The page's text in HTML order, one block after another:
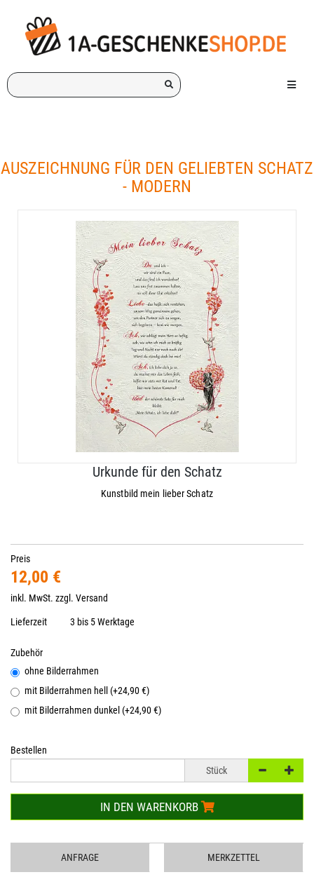
Ich
suche
Menü
AUSZEICHNUNG FÜR DEN GELIEBTEN SCHATZ
- MODERN
Urkunde für den Schatz
Kunstbild mein lieber Schatz
Preis
12,00 €
inkl. MwSt. zzgl. Versand
Lieferzeit 3 bis 5 Werktage
Zubehör
ohne Bilderrahmen
mit Bilderrahmen hell (+24,90 €)
mit Bilderrahmen dunkel (+24,90 €)
Bestellen
Stück
IN DEN WARENKORB
ANFRAGE MERKZETTEL